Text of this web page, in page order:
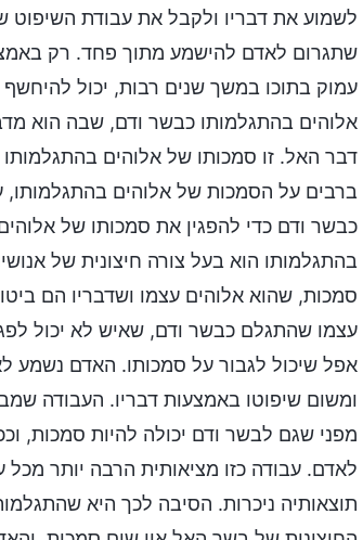
לשמוע את דבריו ולקבל את עבודת השיפוט
שתגרום לאדם להישמע מתוך פחד. רק
עמוק בתוכו במשך שנים רבות, יכול
אלוהים בהתגלמותו כבשר ודם, שבה הוא
דבר האל. זו סמכותו של אלוהים
ברבים על הסמכות של אלוהים
כבשר ודם כדי להפגין את סמכותו של
בהתגלמותו הוא בעל צורה חיצונית של
סמכות, שהוא אלוהים עצמו ושדבריו הם
עצמו שהתגלם כבשר ודם, שאיש לא יכול
אפל שיכול לגבור על סמכותו. האדם נשמע
ומשום שיפוטו באמצעות דבריו. העבודה
מפני שגם לבשר ודם יכולה להיות סמכות,
לאדם. עבודה כזו מציאותית הרבה יותר
תוצאותיה ניכרות. הסיבה לכך היא